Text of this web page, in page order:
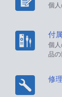
個
付
個
品
修